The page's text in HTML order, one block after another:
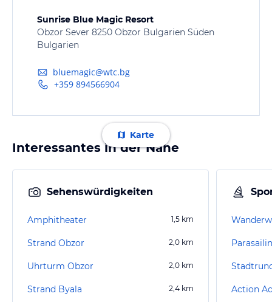
Sunrise Blue Magic Resort
Obzor Sever 8250 Obzor Bulgarien Süden
Bulgarien
bluemagic@wtc.bg
+359 894566904
Karte
Interessantes in der Nähe
Sehenswürdigkeiten
Amphitheater 1,5 km
Strand Obzor 2,0 km
Uhrturm Obzor 2,0 km
Strand Byala 2,4 km Action